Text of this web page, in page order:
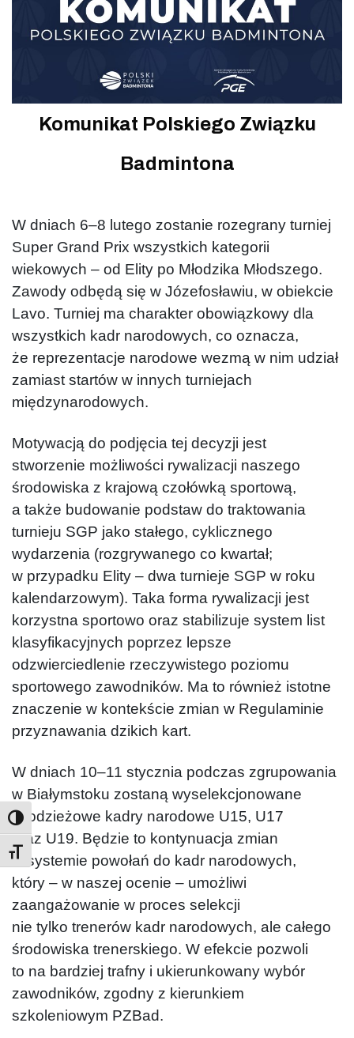
Toggle Font size
Komunikat Polskiego Związku
Badmintona
W dniach 6–8 lutego zostanie rozegrany turniej
Super Grand Prix wszystkich kategorii
wiekowych – od Elity po Młodzika Młodszego.
Zawody odbędą się w Józefosławiu, w obiekcie
Lavo. Turniej ma charakter obowiązkowy dla
wszystkich kadr narodowych, co oznacza,
że reprezentacje narodowe wezmą w nim udział
zamiast startów w innych turniejach
międzynarodowych.
Motywacją do podjęcia tej decyzji jest
stworzenie możliwości rywalizacji naszego
środowiska z krajową czołówką sportową,
a także budowanie podstaw do traktowania
turnieju SGP jako stałego, cyklicznego
wydarzenia (rozgrywanego co kwartał;
w przypadku Elity – dwa turnieje SGP w roku
kalendarzowym). Taka forma rywalizacji jest
korzystna sportowo oraz stabilizuje system list
klasyfikacyjnych poprzez lepsze
odzwierciedlenie rzeczywistego poziomu
sportowego zawodników. Ma to również istotne
znaczenie w kontekście zmian w Regulaminie
przyznawania dzikich kart.
W dniach 10–11 stycznia podczas zgrupowania
w Białymstoku zostaną wyselekcjonowane
młodzieżowe kadry narodowe U15, U17
oraz U19. Będzie to kontynuacja zmian
w systemie powołań do kadr narodowych,
który – w naszej ocenie – umożliwi
zaangażowanie w proces selekcji
nie tylko trenerów kadr narodowych, ale całego
środowiska trenerskiego. W efekcie pozwoli
to na bardziej trafny i ukierunkowany wybór
zawodników, zgodny z kierunkiem
szkoleniowym PZBad.